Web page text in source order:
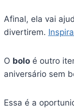
Afinal, ela vai
divertirem.
O boloé outro
aniversário sem
Essa é a